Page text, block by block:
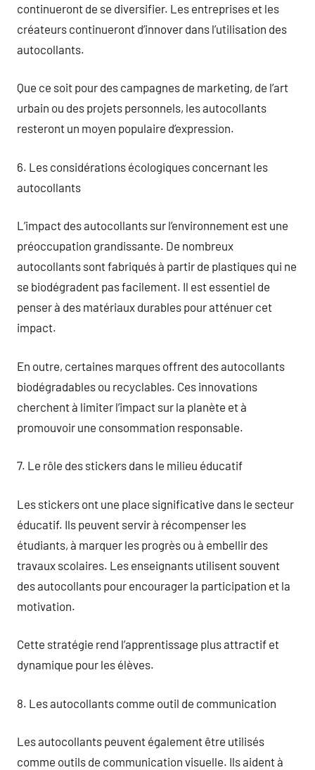
continueront de se diversifier. Les entreprises et les
créateurs continueront d’innover dans l’utilisation des
autocollants.
Que ce soit pour des campagnes de marketing, de l’art
urbain ou des projets personnels, les autocollants
resteront un moyen populaire d’expression.
6. Les considérations écologiques concernant les
autocollants
L’impact des autocollants sur l’environnement est une
préoccupation grandissante. De nombreux
autocollants sont fabriqués à partir de plastiques qui ne
se biodégradent pas facilement. Il est essentiel de
penser à des matériaux durables pour atténuer cet
impact.
En outre, certaines marques offrent des autocollants
biodégradables ou recyclables. Ces innovations
cherchent à limiter l’impact sur la planète et à
promouvoir une consommation responsable.
7. Le rôle des stickers dans le milieu éducatif
Les stickers ont une place significative dans le secteur
éducatif. Ils peuvent servir à récompenser les
étudiants, à marquer les progrès ou à embellir des
travaux scolaires. Les enseignants utilisent souvent
des autocollants pour encourager la participation et la
motivation.
Cette stratégie rend l’apprentissage plus attractif et
dynamique pour les élèves.
8. Les autocollants comme outil de communication
Les autocollants peuvent également être utilisés
comme outils de communication visuelle. Ils aident à